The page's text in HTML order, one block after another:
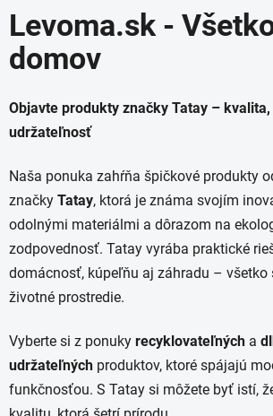
Levoma.sk -
domov
Objavte produkty značky Tatay – kvalita,
udržateľnosť
Naša ponuka zahŕňa špičkové produkty
značky Tatay, ktorá je známa svojím
odolnými materiálmi a dôrazom na
zodpovednosť. Tatay vyrába praktické
domácnosť, kúpeľňu aj záhradu – všetko
životné prostredie.
Vyberte si z ponuky recyklovateľných a
udržateľných produktov, ktoré spájajú
funkčnosťou. S Tatay si môžete byť istí,